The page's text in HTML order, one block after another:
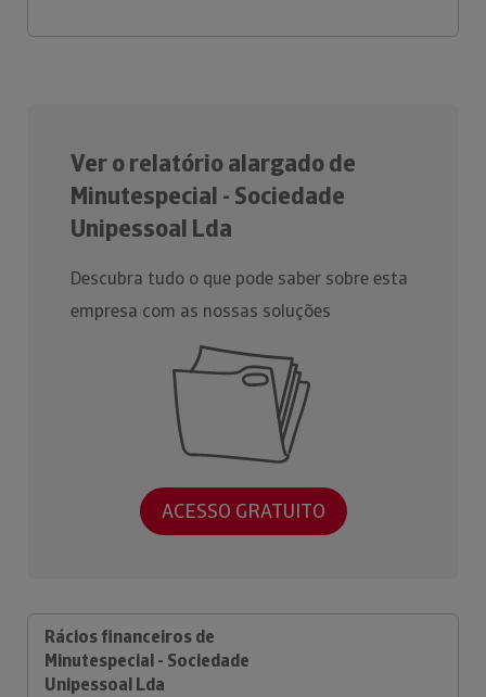
Ver o relatório alargado de
Minutespecial - Sociedade
Unipessoal Lda
Descubra tudo o que pode saber sobre esta
empresa com as nossas soluções
ACESSO GRATUITO
Rácios financeiros de
Minutespecial - Sociedade
Unipessoal Lda